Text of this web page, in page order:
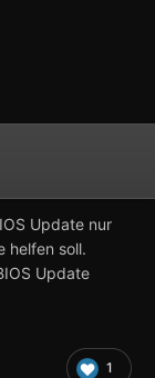
Update nur
helfen soll.
Update
1